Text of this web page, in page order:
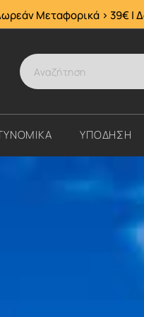
Μεταφορικά > 39€ |
ΥΠΟΔΗΣΗ